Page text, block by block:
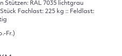
Stützen: RAL 7035 lichtgrau
Fachlast: 225 kg :: Feldlast:
Fr.)